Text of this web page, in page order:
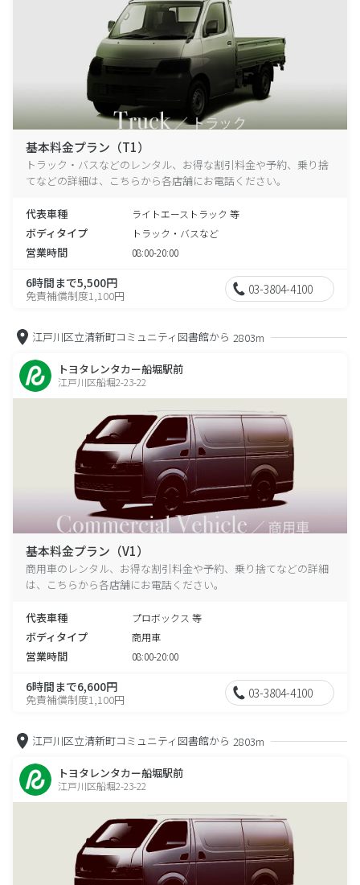
基本料金プラン（T1）
トラック・バスなどのレンタル、お得な割引料金や予約、乗り捨
てなどの詳細は、こちらから各店舗にお電話ください。
代表車種 ライトエーストラック 等
ボディタイプ トラック・バスなど
営業時間 08:00-20:00
6時間まで5,500円
免責補償制度1,100円 03-3804-4100
江戸川区立清新町コミュニティ図書館から 2803m
トヨタレンタカー船堀駅前
江戸川区船堀2-23-22
基本料金プラン（V1）
商用車のレンタル、お得な割引料金や予約、乗り捨てなどの詳細
は、こちらから各店舗にお電話ください。
代表車種 プロボックス 等
ボディタイプ 商用車
営業時間 08:00-20:00
6時間まで6,600円
免責補償制度1,100円 03-3804-4100
江戸川区立清新町コミュニティ図書館から 2803m
トヨタレンタカー船堀駅前
江戸川区船堀2-23-22